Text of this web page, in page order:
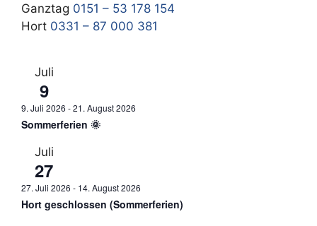
Ganztag 0151 – 53 178 154
Hort 0331 – 87 000 381
Juli
9
9. Juli 2026 -21. August 2026
Sommerferien 🌞
Juli
27
27. Juli 2026 - 14. August 2026
Hort geschlossen (Sommerferien)